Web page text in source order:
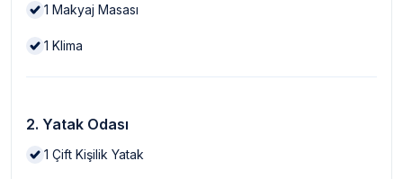
1 Makyaj Masası
1 Klima
2. Yatak Odası
1 Çift Kişilik Yatak